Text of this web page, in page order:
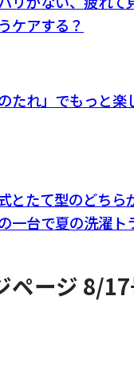
ケアする？
のたれ」でもっと
とたて型のどち
一台で夏の洗濯ト
ページ 8/